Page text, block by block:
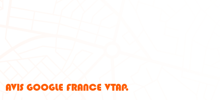
AVIS GOOGLE FRANCE VTAP.